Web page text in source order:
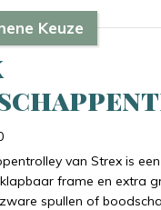
Keuze
van Strex is
frame en extra
spullen of